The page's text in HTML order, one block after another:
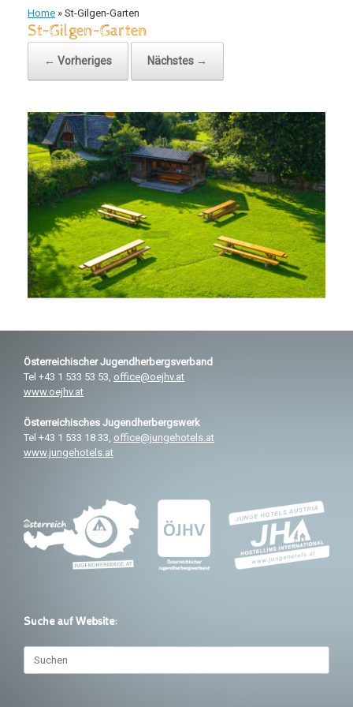
Home » St-Gilgen-Garten
St-Gilgen-Garten
← Vorheriges Nächstes →
ÖsterreichischerJugendherbergsverband
Tel +43 1 533 53 53, office@oejhv.at
www.oejhv.at
Österreichisches Jugendherbergswerk
Tel +43 1 533 18 33, office@jungehotels.at
www.jungehotels.at
Suche auf Website:
Suchen